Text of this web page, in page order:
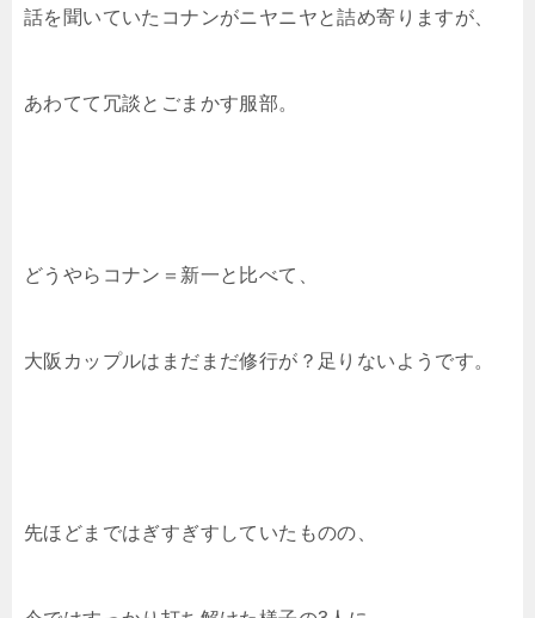
話を聞いていたコナンがニヤニヤと詰め寄りますが、
あわてて冗談とごまかす服部。
どうやらコナン＝新一と比べて、
大阪カップルはまだまだ修行が？足りないようです。
先ほどまではぎすぎすしていたものの、